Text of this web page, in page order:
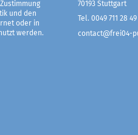
und den
oder in
werden.
70193 Stuttgart
Tel. 0049 711 28 49
contact@frei04-